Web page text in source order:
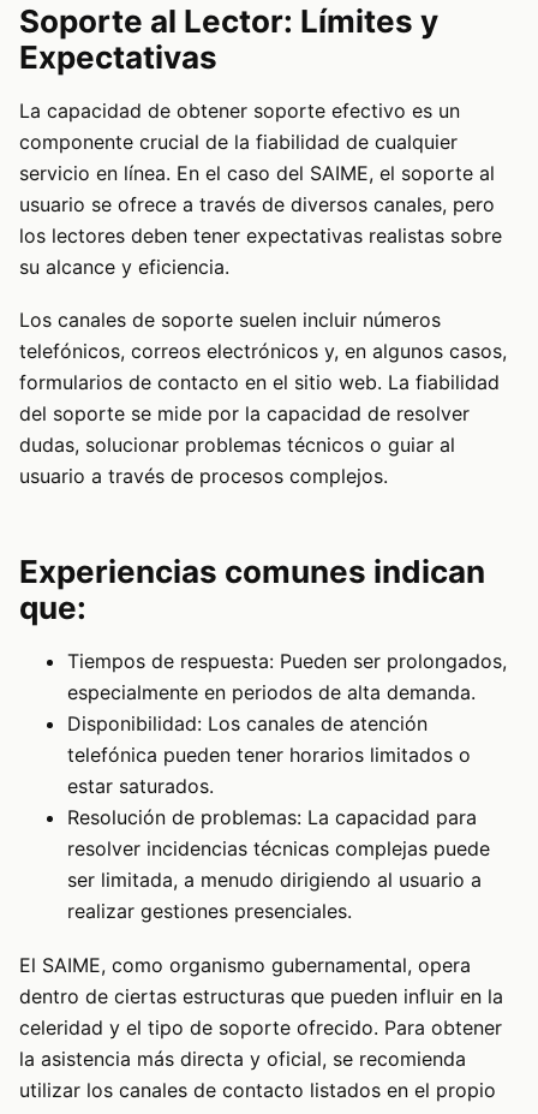
Soporte al Lector: Límites y
Expectativas
La capacidad de obtener soporte efectivo es un
componente crucial de la fiabilidad de cualquier
servicio en línea. En el caso del SAIME, el soporte al
usuario se ofrece a través de diversos canales, pero
los lectores deben tener expectativas realistas sobre
su alcance y eficiencia.
Los canales de soporte suelen incluir números
telefónicos, correos electrónicos y, en algunos casos,
formularios de contacto en el sitio web. La fiabilidad
del soporte se mide por la capacidad de resolver
dudas, solucionar problemas técnicos o guiar al
usuario a través de procesos complejos.
Experiencias comunes indican
que:
Tiempos de respuesta: Pueden ser prolongados,
especialmente en periodos de alta demanda.
Disponibilidad: Los canales de atención
telefónica pueden tener horarios limitados o
estar saturados.
Resolución de problemas: La capacidad para
resolver incidencias técnicas complejas puede
ser limitada, a menudo dirigiendo al usuario a
realizar gestiones presenciales.
El SAIME, como organismo gubernamental, opera
dentro de ciertas estructuras que pueden influir en la
celeridad y el tipo de soporte ofrecido. Para obtener
la asistencia más directa y oficial, se recomienda
utilizar los canales de contacto listados en el propio